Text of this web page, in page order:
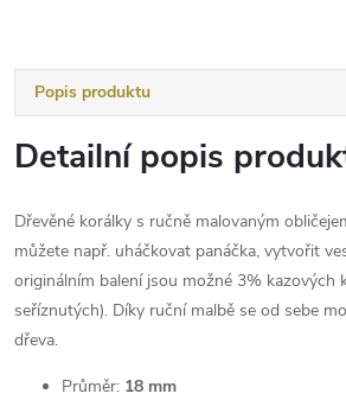
Popis produktu
Detailní popis
Dřevěné korálky s ručně malovaným
můžete např. uháčkovat panáčka, vytvořit
originálním balení jsou možné 3% kazových
seříznutých). Díky ruční malbě se od sebe
dřeva.
Průměr: 18 mm